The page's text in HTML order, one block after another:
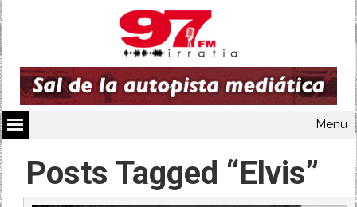
Menu
Posts Tagged “Elvis”